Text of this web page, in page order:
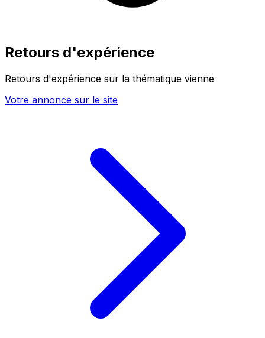
Retours d'expérience
Retours d'expérience sur la thématique vienne
Votre annonce sur le site